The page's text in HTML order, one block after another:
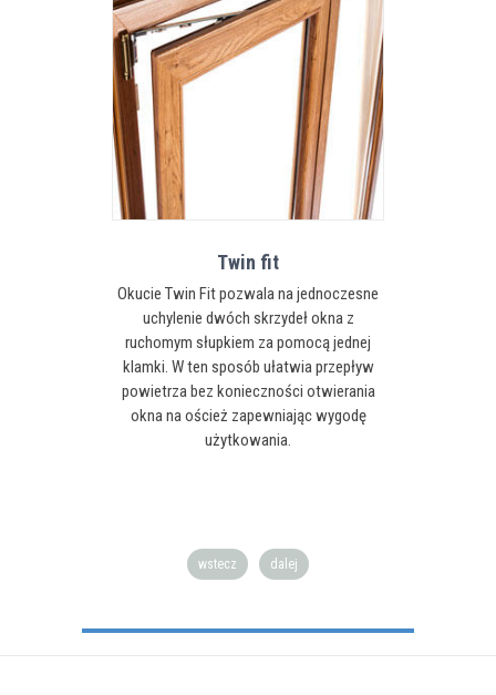
Twin fit
Okucie Twin Fit pozwala na jednoczesne
uchylenie dwóch skrzydeł okna z
ruchomym słupkiem za pomocą jednej
klamki. W ten sposób ułatwia przepływ
powietrza bez konieczności otwierania
okna na oścież zapewniając wygodę
użytkowania.
wstecz dalej